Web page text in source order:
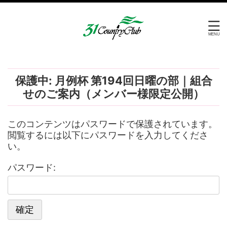
保護中: 月例杯 第194回日曜の部｜組合
せのご案内（メンバー様限定公開）
このコンテンツはパスワードで保護されています。
閲覧するには以下にパスワードを入力してくださ
い。
パスワード: